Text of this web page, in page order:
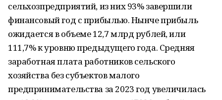
сельхозпредприятий, из них 93% завершили
финансовый год с прибылью. Нынче прибыль
ожидается в объеме 12,7 млрд рублей, или
111,7% к уровню предыдущего года. Средняя
заработная плата работников сельского
хозяйства без субъектов малого
предпринимательства за 2023 год увеличилась